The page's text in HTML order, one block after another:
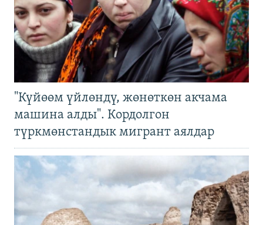
"Күйөөм үйлөндү, жөнөткөн акчама
машина алды". Кордолгон
түркмөнстандык мигрант аялдар